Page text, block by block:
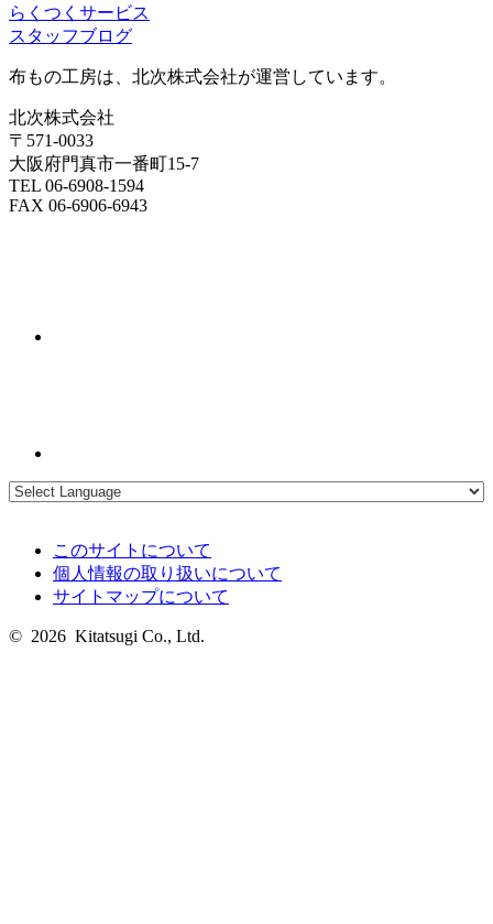
らくつくサービス
スタッフブログ
布もの工房は、北次株式会社が運営しています。
北次株式会社
〒571-0033
大阪府門真市一番町15-7
TEL 06-6908-1594
FAX 06-6906-6943
このサイトについて
個人情報の取り扱いについて
サイトマップについて
© 2026 Kitatsugi Co., Ltd.